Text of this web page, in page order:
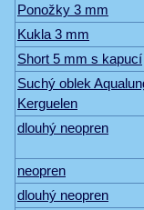
Ponožky 3 mm
Kukla 3 mm
Short 5 mm s kapucí
Suchý oblek
Kerguelen
dlouhý neopren
neopren
dlouhý neopren